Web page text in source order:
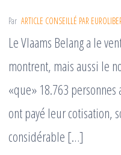
Par ARTICLE CONSEILLÉ PAR
Le Vlaams Belang a le
montrent, mais aussi le
«que» 18.763
ont payé leur cotisation,
considérable […]